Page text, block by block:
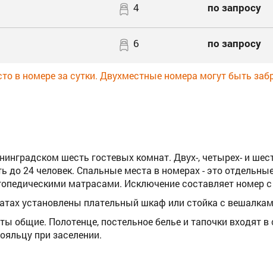
4 по запросу
6 по запросу
в номере за сутки. Двухместные номера могут быть
шесть гостевых комнат. Двух-, четырех- и
до 24 человек. Спальные места в номерах - это
матрасами. Исключение составляет номер
установлены плательный шкаф или стойка с
общие. Полотенце, постельное белье и тапочки входят
при заселении.